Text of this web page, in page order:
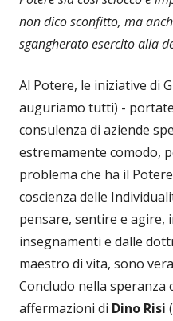
non dico sconfitto, ma
sgangherato esercito alla
Al Potere, le iniziative di
auguriamo tutti) -
consulenza di aziende
estremamente comodo,
problema che ha il
coscienza delle
pensare, sentire e agire,
insegnamenti e dalle
maestro di vita, sono
Concludo nella speranza
affermazioni di Dino Risi